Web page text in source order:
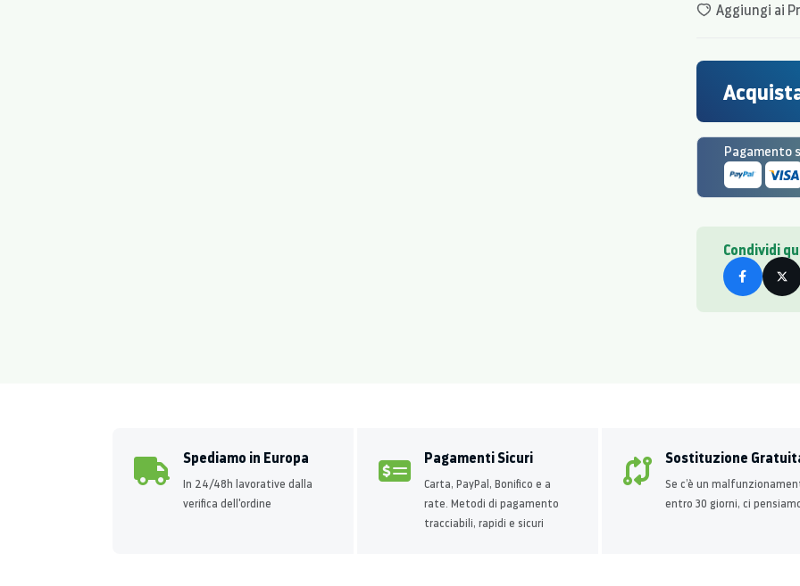
Aggiungi ai
Pagamento
Condividi
Spediamo in Europa
In 24/48h lavorative dalla
verifica dell'ordine
Pagamenti Sicuri
Carta, PayPal, Bonifico e a
rate. Metodi di pagamento
tracciabili, rapidi e sicuri
Sostituzione
Se c’è un
entro 30 giorni, ci